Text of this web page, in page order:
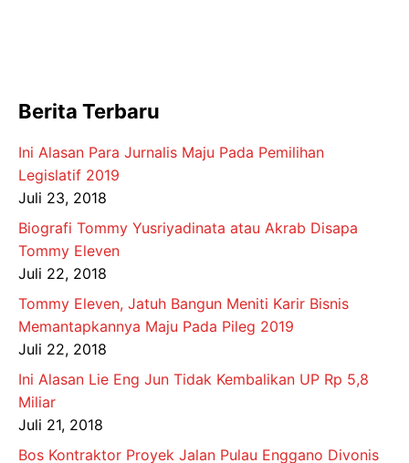
Berita Terbaru
Ini Alasan Para Jurnalis Maju Pada Pemilihan
Legislatif 2019
Juli 23, 2018
Biografi Tommy Yusriyadinata atau Akrab Disapa
Tommy Eleven
Juli 22, 2018
Tommy Eleven, Jatuh Bangun Meniti Karir Bisnis
Memantapkannya Maju Pada Pileg 2019
Juli 22, 2018
Ini Alasan Lie Eng Jun Tidak Kembalikan UP Rp 5,8
Miliar
Juli 21, 2018
Bos Kontraktor Proyek Jalan Pulau Enggano Divonis